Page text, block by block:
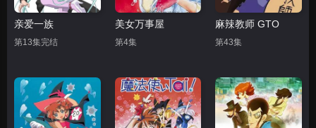
亲爱一族
第13集完结
美女万事屋
第4集
麻辣教师 GTO
第43集